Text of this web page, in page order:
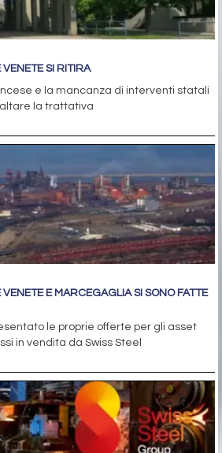
SI RITIRA
e la mancanza di interventi statali
la trattativa
E MARCEGAGLIA SI SONO FATTE
le proprie offerte per gli asset
in vendita da Swiss Steel